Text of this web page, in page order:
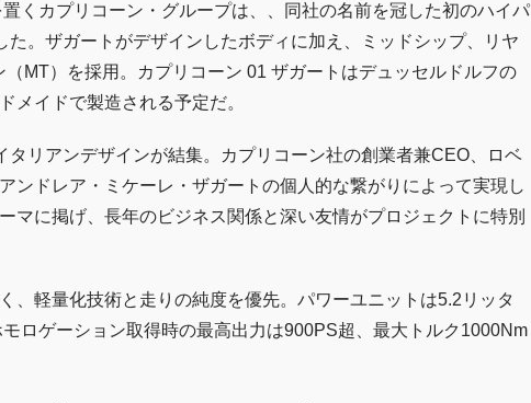
くカプリコーン・グループは、、同社の名前を冠した初のハイパ
。ザガートがデザインしたボディに加え、ミッドシップ、リヤ
MT）を採用。カプリコーン 01 ザガートはデュッセルドルフの
メイドで製造される予定だ。
リアンデザインが結集。カプリコーン社の創業者兼CEO、ロベ
ンドレア・ミケーレ・ザガートの個人的な繋がりによって実現し
マに掲げ、長年のビジネス関係と深い友情がプロジェクトに特別
、軽量化技術と走りの純度を優先。パワーユニットは5.2リッタ
ロゲーション取得時の最高出力は900PS超、最大トルク1000Nm